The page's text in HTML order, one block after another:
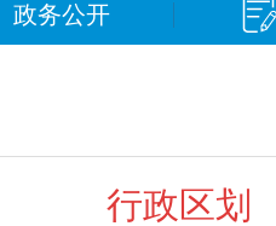
政务公开
行政区划